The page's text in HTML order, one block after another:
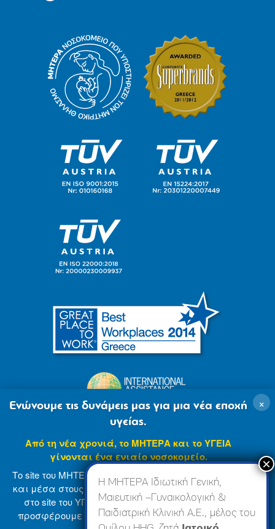
© 2007-2024 ΜΗΤΕΡΑ Α.Ε Όροι Χρήσης
Η ΜΗΤΕΡΑ Ιδιωτική Γενική,
Μαιευτική –Γυναικολογική &
Παιδιατρική Κλινική Α.Ε., μέλος του
×
Ενώνουμε τις δυνάμεις μας για μια νέα εποχή
υγείας.
Από τη νέα χρονιά, το ΜΗΤΕΡΑ και το ΥΓΕΙΑ
γίνονται ένα ενιαίο νοσοκομείο.
Το site του ΜΗΤΕΡΑ βρίσκεται σε φάση ανανέωσης
και μέσα στους επόμενους μήνες θα ενσωματωθεί
στο site του ΥΓΕΙΑ (www.hygeia.gr), ώστε να σας
προσφέρουμε μια πιο ολοκληρωμένη και ενιαία